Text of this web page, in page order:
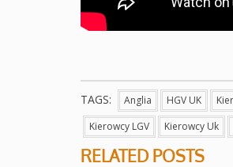
TAGS: Anglia HGV UK
Kierowcy LGV
Kierowcy Uk
RELATED POSTS